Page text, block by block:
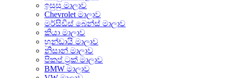
ඉසුසු මාලාව
Chevrolet මාලාව
මර්සිඩීස් බෙන්ස් මාලාව
කියා මාලාව
හුන්ඩායි මාලාව
නිසාන් මාලාව
පිකප් ට්‍රක් මාලාව
BMW මාලාව